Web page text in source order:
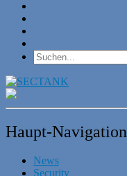
Haupt-Navigation
News
Security